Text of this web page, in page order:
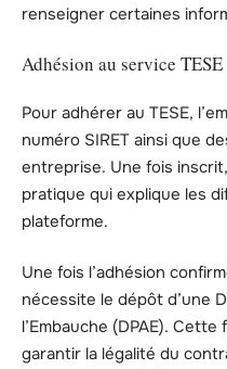
renseigner certaines
Adhésion au service TESE
Pour adhérer au TESE,
numéro SIRET ainsi que
entreprise. Une fois
pratique qui explique les
plateforme.
Une fois l’adhésion
nécessite le dépôt d’une
l’Embauche (DPAE).
garantir la légalité du